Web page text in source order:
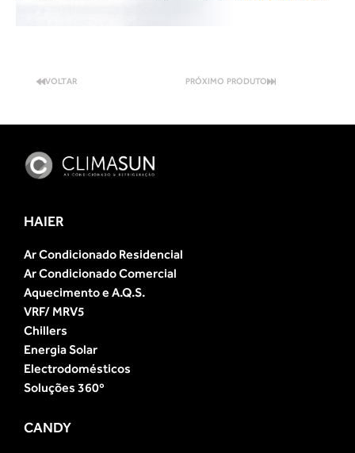
VOLTAR PRÓXIMO PRODUTO
HAIER
Ar Condicionado Residencial
Ar Condicionado Comercial
Aquecimento e A.Q.S.
VRF/ MRV5
Chillers
Energia Solar
Electrodomésticos
Soluções 360º
CANDY